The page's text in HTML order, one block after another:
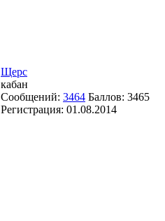
Щерс
кабан
Сообщений: 3464 Баллов: 3465
Регистрация: 01.08.2014